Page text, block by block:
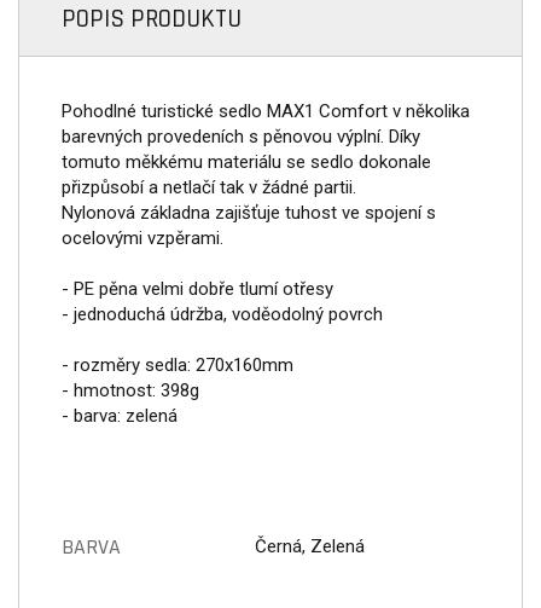
POPIS PRODUKTU
Pohodlné turistické sedlo MAX1 Comfort v několika
barevných provedeních s pěnovou výplní. Díky
tomuto měkkému materiálu se sedlo dokonale
přizpůsobí a netlačí tak v žádné partii.
Nylonová základna zajišťuje tuhost ve spojení s
ocelovými vzpěrami.
- PE pěna velmi dobře tlumí otřesy
- jednoduchá údržba, voděodolný povrch
- rozměry sedla: 270x160mm
- hmotnost: 398g
- barva: zelená
BARVA Černá, Zelená